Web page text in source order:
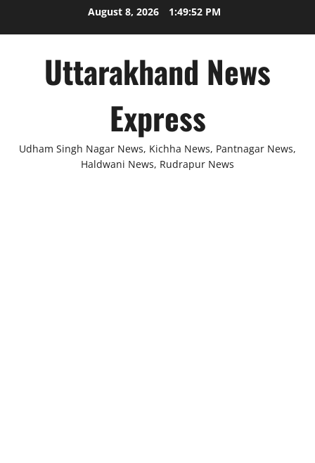
August 8, 2026 1:49:52 PM
Uttarakhand News
Express
Udham Singh Nagar News, Kichha News, Pantnagar News,
Haldwani News, Rudrapur News